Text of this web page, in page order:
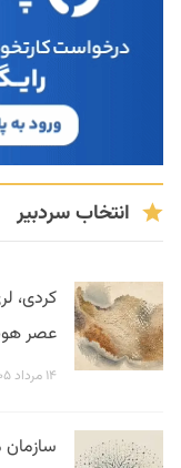
انتخاب سردبیر
کردی،
عصر
۱۴ مرداد ۱۴۰۵